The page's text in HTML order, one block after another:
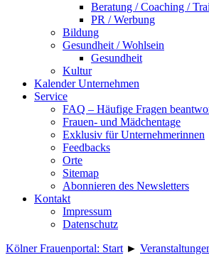
Beratung / Coaching /
PR / Werbung
Bildung
Gesundheit / Wohlsein
Gesundheit
Kultur
Kalender Unternehmen
Service
FAQ – Häufige Fragen
Frauen- und Mädchentage
Exklusiv für Unternehmerinnen
Feedbacks
Orte
Sitemap
Abonnieren des Newsletters
Kontakt
Impressum
Datenschutz
Kölner Frauenportal: Start ►